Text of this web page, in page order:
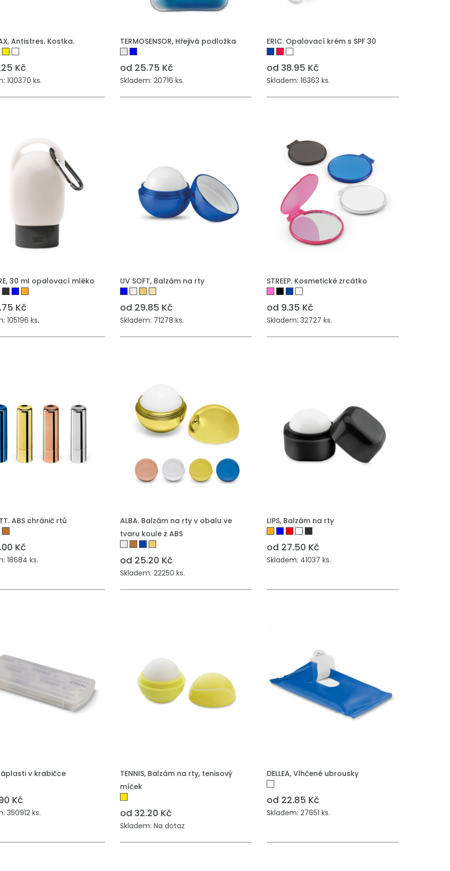
Antistres. Kostka.
Kč
100370 ks.
TERMOSENSOR, Hřejivá podložka
od 25.75 Kč
Skladem: 20716 ks.
ERIC. Opalovací krém s SPF 30
od 38.95 Kč
Skladem: 16363 ks.
30 ml opalovací mléko
Kč
105196 ks.
UV SOFT, Balzám na rty
od 29.85 Kč
Skladem: 71278 ks.
STREEP. Kosmetické zrcátko
od 9.35 Kč
Skladem: 32727 ks.
ABS chránič rtů
Kč
18684 ks.
ALBA. Balzám na rty v obalu ve
tvaru koule z ABS
od 25.20 Kč
Skladem: 22250 ks.
LIPS, Balzám na rty
od 27.50 Kč
Skladem: 41037 ks.
v krabičce
Kč
350912 ks.
TENNIS, Balzám na rty, tenisový
míček
od 32.20 Kč
Skladem: Na dotaz
DELLEA, Vlhčené ubrousky
od 22.85 Kč
Skladem: 27651 ks.